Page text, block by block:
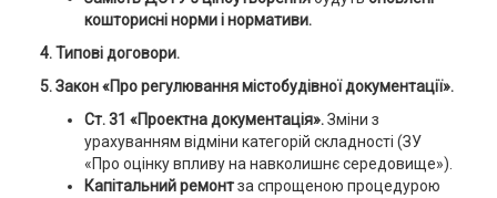
кошторисні норми і нормативи.
4. Типові договори.
5. Закон «Про регулювання містобудівної документації».
Ст. 31 «Проектна документація».Зміни з
урахуванням відміни категорій складності (ЗУ
«Про оцінку впливу на навколишнє середовище»).
Капітальний ремонтза спрощеною процедурою